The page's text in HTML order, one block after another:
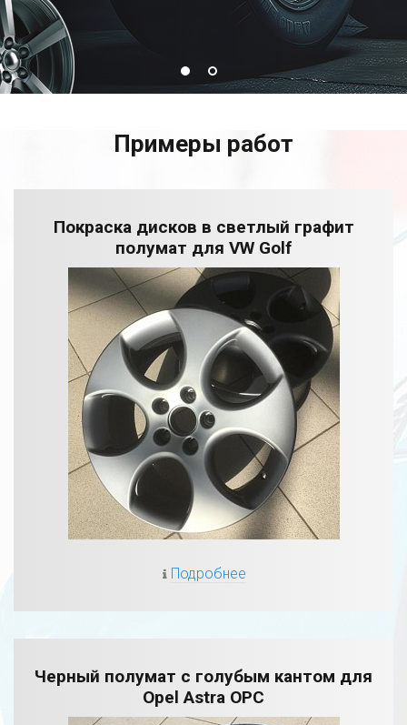
Примеры работ
Покраска дисков в светлый графит
полумат для VW Golf
Подробнее
Черный полумат с голубым кантом для
Opel Astra OPC